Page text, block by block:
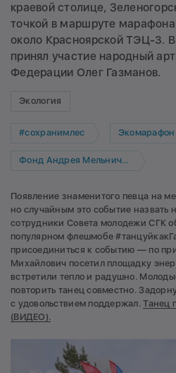
краевой столице,
точкой в маршруте марафона
около Красноярской ТЭЦ-3.
принял участие народный
Федерации Олег Газманов.
Экология
#сохранимлес Экомарафон
Фонд Андрея Мельниченко
Появление знаменитого певца на
но случайным это событие назвать
сотрудники Совета молодежи СГК
популярном флешмобе
присоединиться к событию — по
Михайлович посетил площадку
встретили тепло и радушно.
повторить танец совместно.
с удовольствием поддержал.Танец
(ВИДЕО).